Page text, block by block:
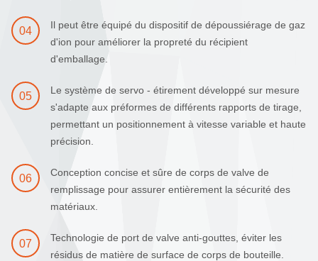
04
Il peut être équipé du dispositif de dépoussiérage de gaz
d'ion pour améliorer la propreté du récipient
d'emballage.
05
Le système de servo - étirement développé sur mesure
s'adapte aux préformes de différents rapports de tirage,
permettant un positionnement à vitesse variable et haute
précision.
06
Conception concise et sûre de corps de valve de
remplissage pour assurer entièrement la sécurité des
matériaux.
07
Technologie de port de valve anti-gouttes, éviter les
résidus de matière de surface de corps de bouteille.